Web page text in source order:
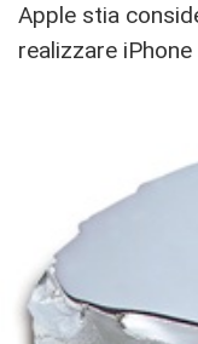
Apple stia
realizzare iPhone